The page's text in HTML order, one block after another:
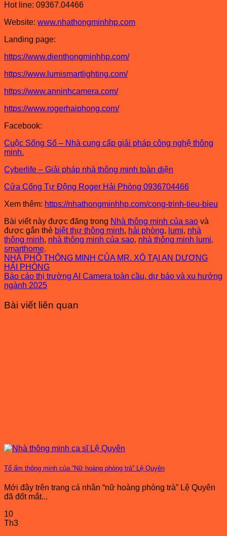
Hot line: 09367.04466
Website: www.nhathongminhhp.com
Landing page:
https://www.dienthongminhhp.com/
https://www.lumismartlighting.com/
https://www.anninhcamera.com/
https://www.rogerhaiphong.com/
Facebook:
Cuộc Sống Số – Nhà cung cấp giải pháp công nghệ thông
minh.
Cyberlife – Giải pháp nhà thông minh toàn diện
Cửa Cổng Tự Động Roger Hải Phòng 0936704466
Xem thêm: https://nhathongminhhp.com/cong-trinh-tieu-bieu
Bài viết này được đăng trong Nhà thông minh của sao và
được gắn thẻ biệt thự thông minh, hải phòng, lumi, nhà
thông minh, nhà thông minh của sao, nhà thông minh lumi,
smarthome.
NHÀ PHỐ THÔNG MINH CỦA MR. XÔ TẠI AN DƯƠNG
HẢI PHÒNG
Báo cáo thị trường AI Camera toàn cầu, dự báo và xu hướng
ngành 2025
Bài viết liên quan
Tổ ấm thông minh của “Nữ hoàng phòng trà” Lệ Quyên
Mới đây trên trang cá nhân “nữ hoàng phòng trà” Lệ Quyên
đã đốt mắt...
10
Th3